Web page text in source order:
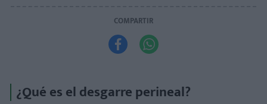
COMPARTIR
 
¿Qué es el desgarre perineal?